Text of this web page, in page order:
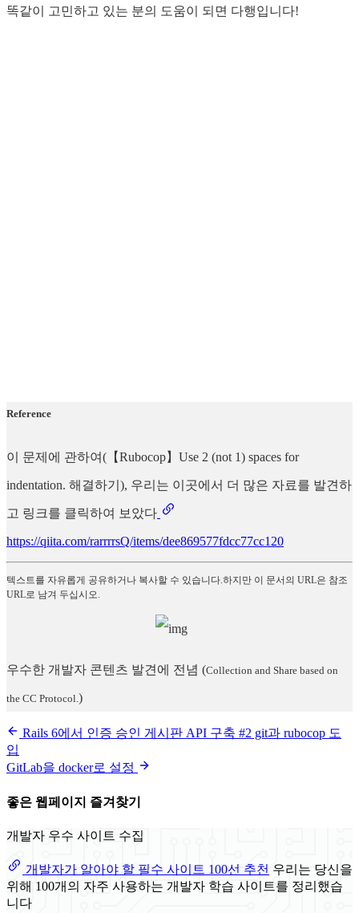
똑같이 고민하고 있는 분의 도움이 되면 다행입니다!
Reference
이 문제에 관하여(【Rubocop】Use 2 (not 1) spaces for
indentation. 해결하기), 우리는 이곳에서 더 많은 자료를 발견하
고 링크를 클릭하여 보았다
https://qiita.com/rarrrrsQ/items/dee869577fdcc77cc120
텍스트를 자유롭게 공유하거나 복사할 수 있습니다.하지만 이 문서의 URL은 참조
URL로 남겨 두십시오.
우수한 개발자 콘텐츠 발견에 전념 (Collection and Share based on
the CC Protocol.)
Rails 6에서 인증 승인 게시판 API 구축 #2 git과 rubocop 도
입
GitLab을 docker로 설정
좋은 웹페이지 즐겨찾기
개발자 우수 사이트 수집
개발자가 알아야 할 필수 사이트 100선 추천 우리는 당신을
위해 100개의 자주 사용하는 개발자 학습 사이트를 정리했습
니다